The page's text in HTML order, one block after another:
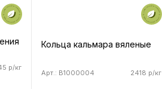
р/кг
Кольца кальмара вяленые
2418 р/кг
Арт.: B1000004